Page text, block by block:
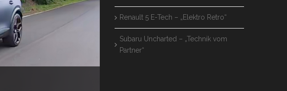
Renault 5 E-Tech – „Elektro Retro“
Subaru Uncharted – „Technik vom
Partner“